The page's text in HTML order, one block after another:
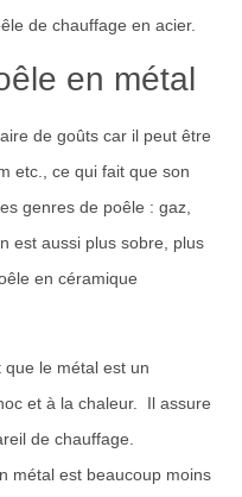
de chauffage en acier.
en métal
de goûts car il peut être
etc., ce qui fait que son
genres de poêle : gaz,
est aussi plus sobre, plus
en céramique
le métal est un
et à la chaleur. Il assure
de chauffage.
métal est beaucoup moins